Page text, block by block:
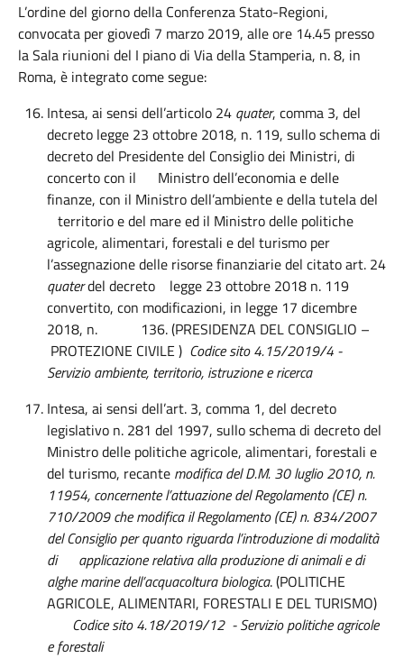
L’ordine del giorno della Conferenza Stato-Regioni,
convocata per giovedì 7 marzo 2019, alle ore 14.45 presso
la Sala riunioni del I piano di Via della Stamperia, n. 8, in
Roma, è integrato come segue:
Intesa, ai sensi dell’articolo 24 quater, comma 3, del
decreto legge 23 ottobre 2018, n. 119, sullo schema di
decreto del Presidente del Consiglio dei Ministri, di
concerto con il Ministro dell’economia e delle
finanze, con il Ministro dell’ambiente e della tutela del
territorio e del mare ed il Ministro delle politiche
agricole, alimentari, forestali e del turismo per
l’assegnazione delle risorse finanziarie del citato art. 24
quaterdel decreto legge 23 ottobre 2018 n. 119
convertito, con modificazioni, in legge 17 dicembre
2018, n. 136. (PRESIDENZA DEL CONSIGLIO –
PROTEZIONE CIVILE ) Codice sito 4.15/2019/4 -
Servizio ambiente, territorio, istruzione e ricerca
Intesa, ai sensi dell’art. 3, comma 1, del decreto
legislativo n. 281 del 1997, sullo schema di decreto del
Ministro delle politiche agricole, alimentari, forestali e
del turismo, recante modifica del D.M. 30 luglio 2010, n.
11954, concernente l’attuazione del Regolamento (CE) n.
710/2009 che modifica il Regolamento (CE) n. 834/2007
del Consiglio per quanto riguarda l’introduzione di modalità
di applicazione relativa alla produzione di animali e di
alghe marine dell’acquacoltura biologica. (POLITICHE
AGRICOLE, ALIMENTARI, FORESTALI E DEL TURISMO)
Codice sito 4.18/2019/12 - Servizio politiche agricole
e forestali